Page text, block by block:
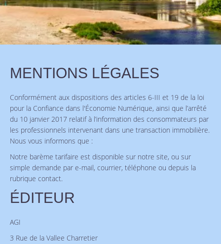
MENTIONS LÉGALES
Conformément aux dispositions des articles 6-III et 19 de la loi
pour la Confiance dans l'Économie Numérique, ainsi que l’arrêté
du 10 janvier 2017 relatif à l’information des consommateurs par
les professionnels intervenant dans une transaction immobilière.
Nous vous informons que :
Notre barème tarifaire est disponible sur notre site, ou sur
simple demande par e-mail, courrier, téléphone ou depuis la
rubrique contact.
ÉDITEUR
AGI
3 Rue de la Vallee Charretier